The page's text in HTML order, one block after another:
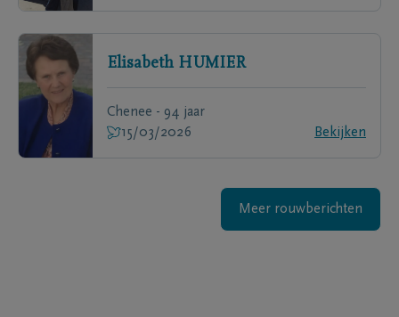
Elisabeth HUMIER
Chenee - 94 jaar
15/03/2026
Bekijken
Meer rouwberichten